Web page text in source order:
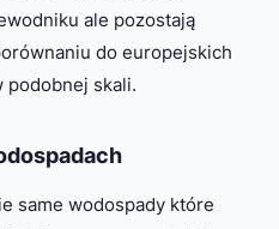
ale pozostają
do europejskich
podobnej skali.
same wodospady które